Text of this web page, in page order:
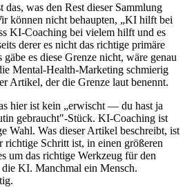
was den Rest dieser Sammlung
können nicht behaupten, „KI hilft bei
KI-Coaching bei vielem hilft und es
derer es nicht das richtige primäre
es diese Grenze nicht, wäre genau
Mental-Health-Marketing schmierig
Artikel, der die Grenze laut benennt.
hier ist kein „erwischt — du hast ja
gebraucht"-Stück. KI-Coaching ist
Wahl. Was dieser Artikel beschreibt, ist
richtige Schritt ist, in einen größeren
um das richtige Werkzeug für den
KI. Manchmal ein Mensch.